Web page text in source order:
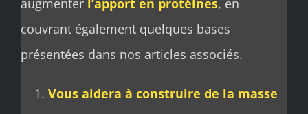
augmenter l’apport en protéines, en
couvrant également quelques bases
présentées dans nos articles associés.
Vous aidera à construire de la masse